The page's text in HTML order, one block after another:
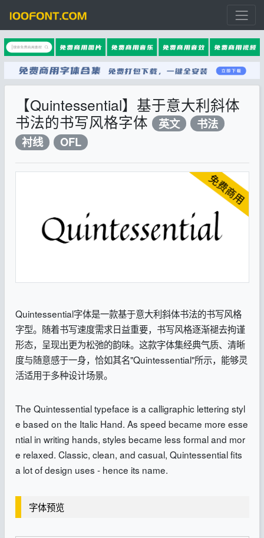
【Quintessential】基于意大利斜体
书法的书写风格字体
英文
书法
衬线
OFL
Quintessential字体是一款基于意大利斜体书法的书写风格
字型。随着书写速度需求日益重要，书写风格逐渐褪去拘谨
形态，呈现出更为松弛的韵味。这款字体集经典气质、清晰
度与随意感于一身，恰如其名"Quintessential"所示，能够灵
活适用于多种设计场景。
The Quintessential typeface is a calligraphic lettering styl
e based on the Italic Hand. As speed became more esse
ntial in writing hands, styles became less formal and mor
e relaxed. Classic, clean, and casual, Quintessential fits
a lot of design uses - hence its name.
字体预览